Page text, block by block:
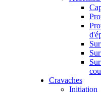
Cravaches
Initiation